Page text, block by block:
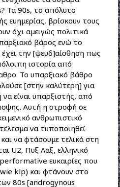
Τα 90s, το απόλυτο
ευημερίας, βρίσκουν τους
όχι αμειγώς πολιτικά
βάρος ενώ το
την [ψευδ]αίσθηση πως
ιστορία από
Το υπαρξιακό βάθρο
[στην καλύτερη] για
να είναι υπαρξιστής, από
Αυτή η στροφή σε
ανθρωπιστικό
να τυποποιηθεί
να φτάσουμε τελικά στη
U2, Πυξ Λαξ, ελληνικό
ευκαιρίες που
klp) και φτάνουν στο
80s [androgynous